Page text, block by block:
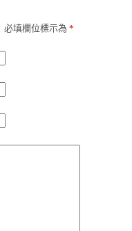
必填欄位標示為 *